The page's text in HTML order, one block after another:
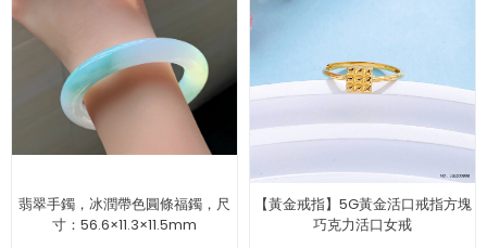
翡翠手鐲，冰潤帶色圓條福鐲，尺
寸：56.6×11.3×11.5mm
【黃金戒指】5G黃金活口戒指方塊
巧克力活口女戒